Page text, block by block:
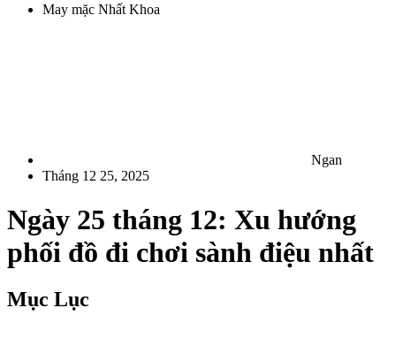
May mặc Nhất Khoa
Ngan
Tháng 12 25, 2025
Ngày 25 tháng 12: Xu hướng
phối đồ đi chơi sành điệu nhất
Mục Lục